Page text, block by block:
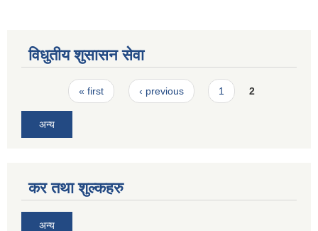
विधुतीय शुसासन सेवा
Pages« first ‹ previous 1 2
अन्य
कर तथा शुल्कहरु
अन्य